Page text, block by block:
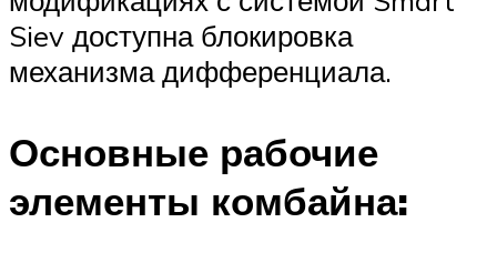
Siev доступна блокировка
механизма дифференциала.
Основные рабочие
элементы комбайна: